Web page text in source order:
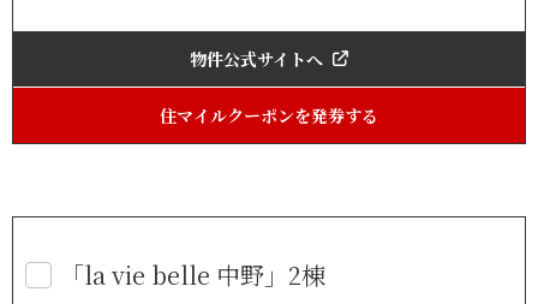
物件公式サイトへ
住マイルクーポンを発券する
「la vie belle 中野」2棟